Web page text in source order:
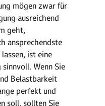
mögen zwar für
ausreichend
geht,
ansprechendste
ist eine
Wenn Sie
Belastbarkeit
perfekt und
soll, sollten Sie